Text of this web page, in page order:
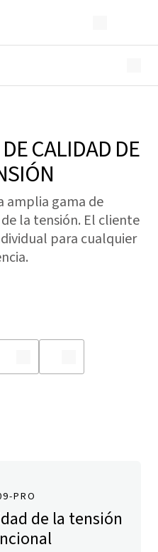
CALIDAD DE
amplia gama de
la tensión. El cliente
para cualquier
PRO
de la tensión